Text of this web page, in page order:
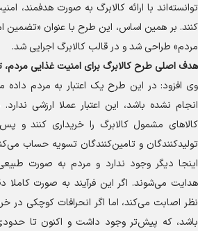
توانسته‌اند با ارائه کالابرگ به صورت هدفمند،
کنند. بر همین اساس، این طرح با عنوان
مردم» طراحی شد و در قالب کالابرگ اجرایی شد.
هدف اصلی طرح کالابرگ برای امنیت غذایی
وی افزود: در این طرح یک اعتبار به مردم
انجام نشده باشد، این اعتبار عملا ارزشی ندارد.
کالا‌های مشمول کالابرگ را خریداری کنند و
تولیدکنندگان و تامین‌کنندگان تسویه حساب
اینجا دیگر وجود ندارد و مردم به صورت
هدایت می‌شوند. اگر این فرآیند به صورت کاملا
نظر اصابت می‌کند، اما اگر انحرافات کوچکی در
باشد، که پیش‌تر وجود داشت و اکنون تا